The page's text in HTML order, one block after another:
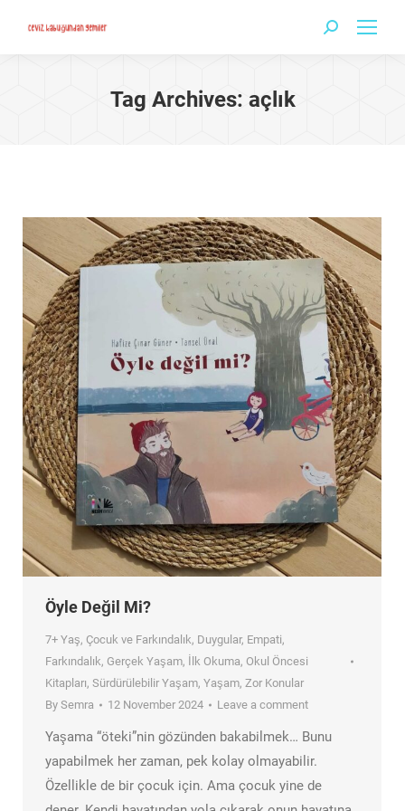
Search:
Tag Archives: açlık
Öyle Değil Mi?
7+ Yaş, Çocuk ve Farkındalık, Duygular, Empati,
Farkındalık, Gerçek Yaşam, İlk Okuma, Okul Öncesi
Kitapları, Sürdürülebilir Yaşam, Yaşam, Zor Konular
By Semra 12 November 2024 Leave a comment
Yaşama “öteki”nin gözünden bakabilmek… Bunu
yapabilmek her zaman, pek kolay olmayabilir.
Özellikle de bir çocuk için. Ama çocuk yine de